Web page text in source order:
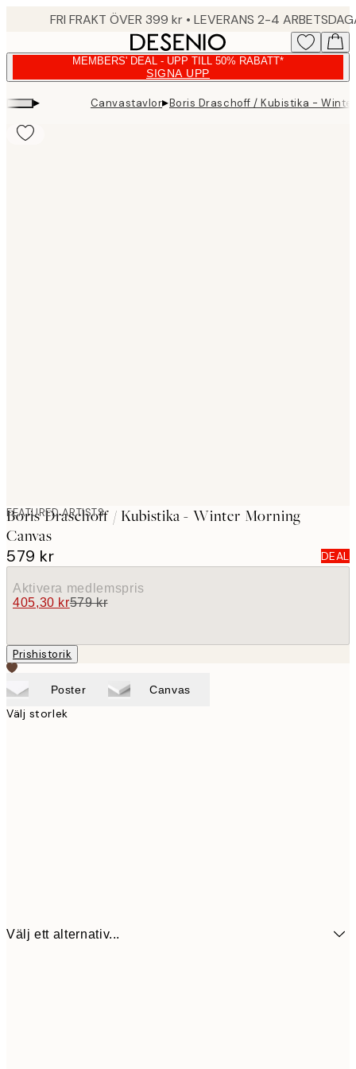
FRI FRAKT ÖVER 399 kr • LEVERANS 2-4
MEMBERS' DEAL - UPP TILL 50% RABATT*
SIGNA UPP
▸ Canvastavlor▸Boris Draschoff / Kubistika -
FEATURED ARTISTS
Boris Draschoff / Kubistika - Winter Morning
Canvas
579 kr DEAL
Aktivera medlemspris
405,30 kr579 kr
Prishistorik
Poster Canvas
Välj storlek
Välj ett alternativ...